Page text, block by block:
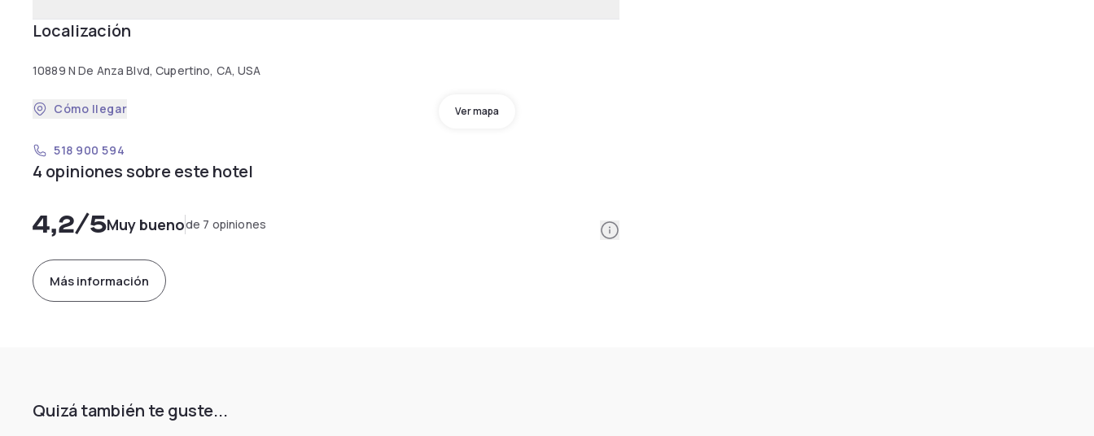
Localización
10889 N De Anza Blvd, Cupertino, CA, USA
Ver mapa
Cómo llegar
518 900 594
4 opiniones sobre este hotel
4,2/5Muy buenode 7 opiniones Information
Más información
Quizá también te guste...